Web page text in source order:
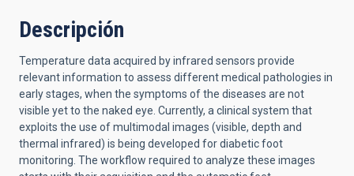
Descripción
Temperature data acquired by infrared sensors provide
relevant information to assess different medical pathologies in
early stages, when the symptoms of the diseases are not
visible yet to the naked eye. Currently, a clinical system that
exploits the use of multimodal images (visible, depth and
thermal infrared) is being developed for diabetic foot
monitoring. The workflow required to analyze these images